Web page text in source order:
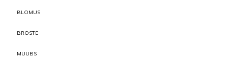
BLOMUS
BROSTE
MUUBS